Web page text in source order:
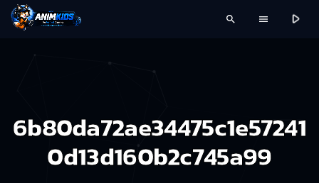
search menu play_arrow
6b80da72ae34475c1e57241
0d13d160b2c745a99